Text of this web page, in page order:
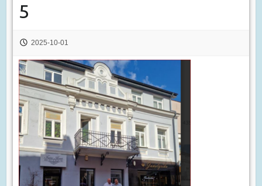
5
2025-10-01